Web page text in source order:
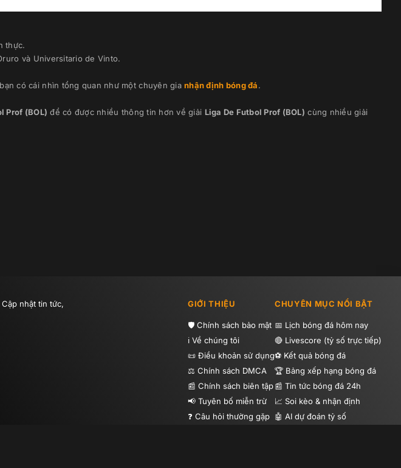
thực.
và Universitario de Vinto.
có cái nhìn tổng quan như một chuyên gia nhận định bóng đá.
Prof (BOL) để có được nhiều thông tin hơn về giải Liga De Futbol Prof (BOL) cùng nhiều giải
nhật tin tức,
GIỚI THIỆU
Chính sách bảo mật
Về chúng tôi
Điều khoản sử dụng
Chính sách DMCA
Chính sách biên tập
Tuyên bố miễn trừ
Câu hỏi thường gặp
CHUYÊN MỤC NỔI BẬT
Lịch bóng đá hôm nay
Livescore (tỷ số trực tiếp)
Kết quả bóng đá
Bảng xếp hạng bóng đá
Tin tức bóng đá 24h
Soi kèo & nhận định
AI dự đoán tỷ số